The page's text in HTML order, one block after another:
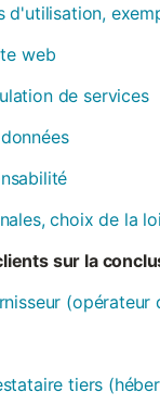
d'utilisation,
web
de services
choix de la
sur la
tiers